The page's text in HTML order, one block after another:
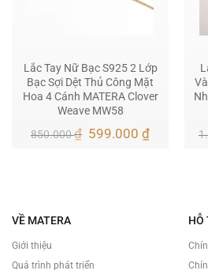
Lắc Tay Nữ Bạc S925 2 Lớp
Bạc Sợi Dệt Thủ Công Mặt
Hoa 4 Cánh MATERA Clover
Weave MW58
850.000₫ Giá
599.000₫Giá
VỀ MATERA
Giới thiệu
Quá trình phát triển
HỖ